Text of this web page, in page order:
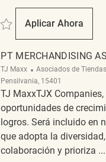
Salvar Temporary
Aplicar Ahora
Temporary
PT MERCHANDISING
TJ Maxx Categoría
Asociados de Tiendas
Pensilvania, 15401
TJ MaxxTJX
oportunidades de
logros. Será incluido en
que adopta la
colaboración y prioriza ...